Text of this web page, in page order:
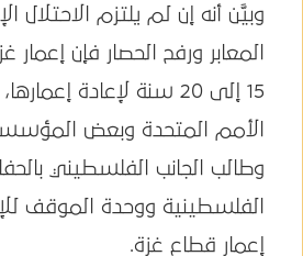
وبيَّن أنه إن لم يلتزم الاحتلال
المعابر ورفح الحصار فإن إعمار
15 إلى 20 سنة لإعادة
الأمم المتحدة وبعض
وطالب الجانب الفلسطيني
الفلسطينية ووحدة الموقف
إعمار قطاع غزة.